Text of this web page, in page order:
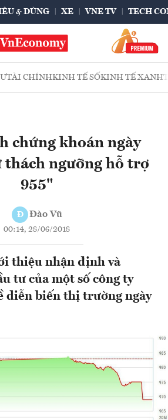
& DÙNG XE VNE TV TECH
TÀI CHÍNHKINH TẾ SỐKINH TẾ XANH
chứng khoán ngày
ngưỡng hỗ trợ
955"
Đ Đào Vũ
00:14, 28/06/2018
thiệu nhận định và
tư của một số công ty
diễn biến thị trường ngày